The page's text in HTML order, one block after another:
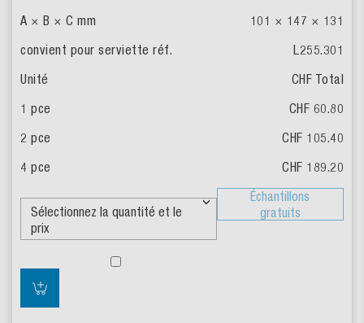
101 × 147 × 131
L255.301
CHF Total
CHF 60.80
CHF 105.40
CHF 189.20
Échantillons
gratuits